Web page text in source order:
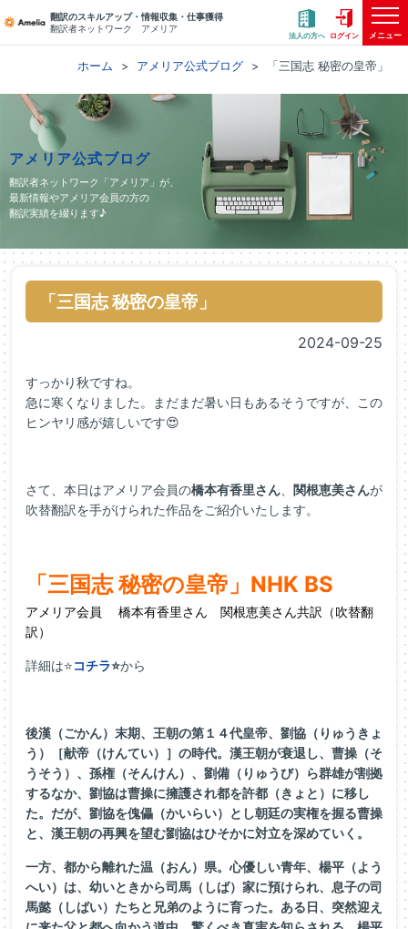
翻訳のスキルアップ・情報収集・仕事獲得
翻訳者ネットワーク アメリア
法人の方へ ログイン メニュー
ホーム アメリア公式ブログ 「三国志 秘密の皇帝」
アメリア公式ブログ
翻訳者ネットワーク「アメリア」が、
最新情報やアメリア会員の方の
翻訳実績を綴ります♪
「三国志 秘密の皇帝」
2024-09-25
すっかり秋ですね。
急に寒くなりました。まだまだ暑い日もあるそうですが、この
ヒンヤリ感が嬉しいです😍
さて、本日はアメリア会員の橋本有香里さん 関根恵美さんが
吹替翻訳を手がけられた作品をご紹介いたします。
「三国志 秘密の皇帝」NHK BS
アメリア会員 橋本有香里さん 関根恵美さん共訳（吹替翻
訳）
詳細は⭐コチラ⭐から
後漢（ごかん）末期、王朝の第１４代皇帝、劉協（りゅうきょ
う）［献帝（けんてい）］の時代。漢王朝が衰退し、曹操（そ
うそう）、孫権（そんけん）、劉備（りゅうび）ら群雄が割拠
するなか、劉協は曹操に擁護され都を許都（きょと）に移し
た。だが、劉協を傀儡（かいらい）とし朝廷の実権を握る曹操
と、漢王朝の再興を望む劉協はひそかに対立を深めていく。
一方、都から離れた温（おん）県。心優しい青年、楊平（よう
へい）は、幼いときから司馬（しば）家に預けられ、息子の司
馬懿（しばい）たちと兄弟のように育った。ある日、突然迎え